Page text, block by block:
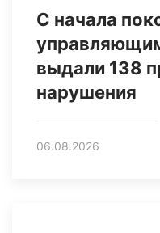
С начала
выдали 138
нарушения
06.08.2026